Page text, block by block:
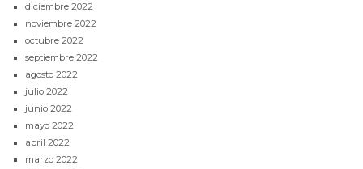
diciembre 2022
noviembre 2022
octubre 2022
septiembre 2022
agosto 2022
julio 2022
junio 2022
mayo 2022
abril 2022
marzo 2022